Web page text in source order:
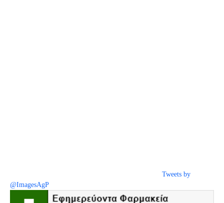
Tweets by
@ImagesAgP